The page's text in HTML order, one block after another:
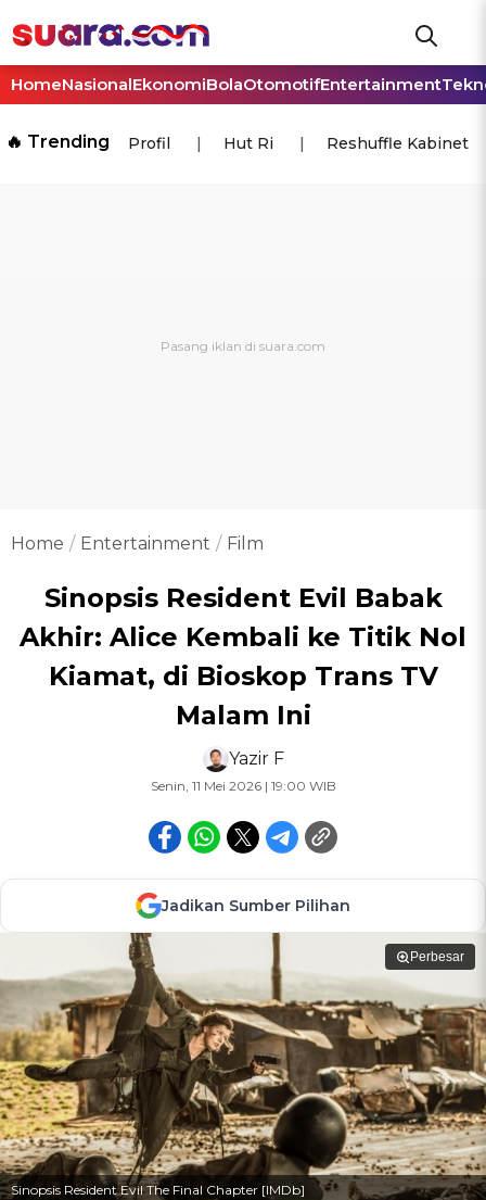
HomeNasionalEkonomiBolaOtomotifEntertainment
🔥 Trending Profil Hut Ri Reshuffle Kabinet
Home Entertainment Film
Sinopsis Resident Evil Babak
Akhir: Alice Kembali ke Titik Nol
Kiamat, di Bioskop Trans TV
Malam Ini
Yazir F
Senin, 11 Mei 2026 | 19:00 WIB
Jadikan Sumber Pilihan
Perbesar
Sinopsis Resident Evil The Final Chapter [IMDb]